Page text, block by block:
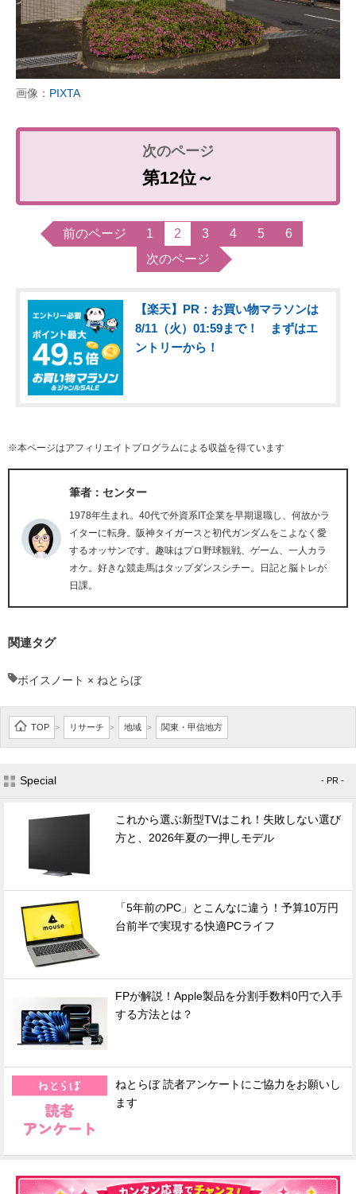
画像： PIXTA
第12位～
前のページ 1 2 3 4 5
6
次のページ
【楽天】PR：お買い物マラソンは
8/11（火）01:59まで！ まずはエ
ントリーから！
※本ページはアフィリエイトプログラムによる収益を得ています
筆者：センター
1978年生まれ。40代で外資系IT企業を早期退職し、何故かラ
イターに転身。阪神タイガースと初代ガンダムをこよなく愛
するオッサンです。趣味はプロ野球観戦、ゲーム、一人カラ
オケ。好きな競走馬はタップダンスシチー。日記と脳トレが
日課。
関連タグ
ボイスノート × ねとらぼ
TOP > リサーチ > 地域 > 関東・甲信地方
Special - PR -
これから選ぶ新型TVはこれ！失敗しない選び
方と、2026年夏の一押しモデル
「5年前のPC」とこんなに違う！予算10万円
台前半で実現する快適PCライフ
FPが解説！Apple製品を分割手数料0円で入手
する方法とは？
ねとらぼ 読者アンケートにご協力をお願いし
ます